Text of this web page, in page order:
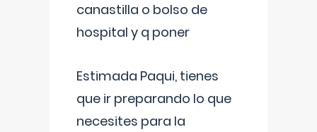
canastilla o bolso de
hospital y q poner
Estimada Paqui, tienes
que ir preparando lo que
necesites para la